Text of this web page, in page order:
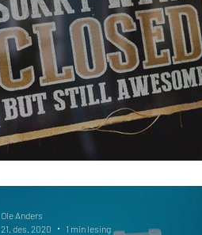
Ole Anders
21. des. 2020
1 min lesing